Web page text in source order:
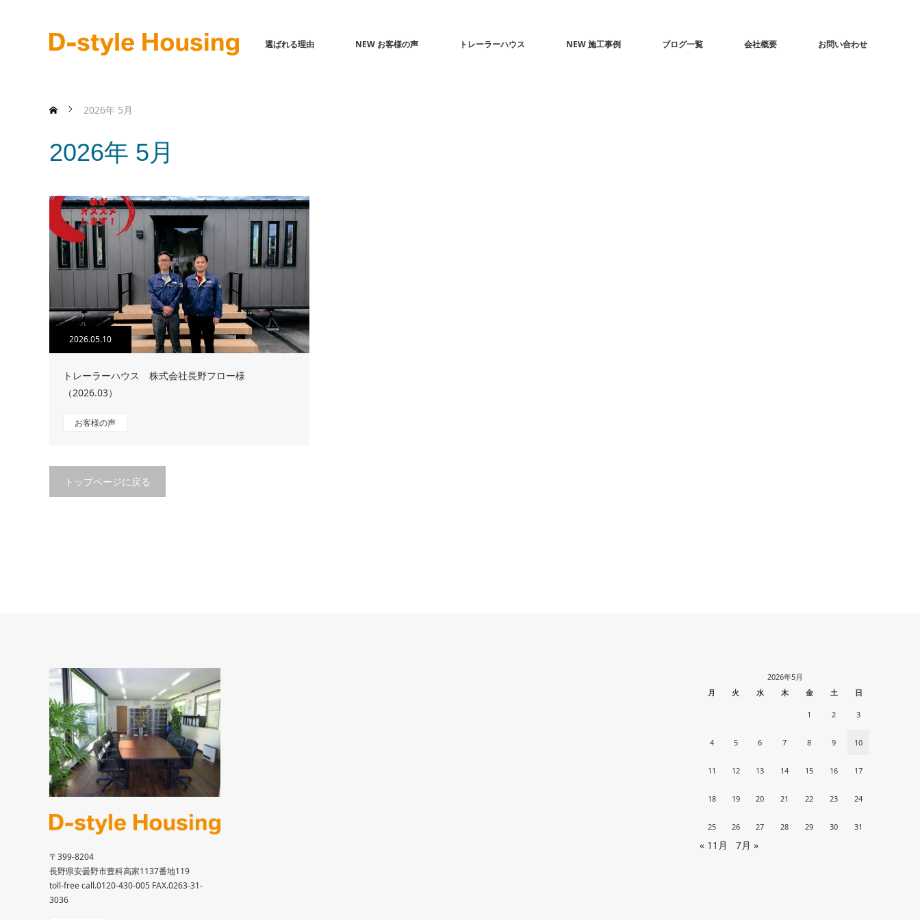
選ばれる理由 NEW お客様の声 トレーラーハウス NEW 施工事例 ブログ一覧 会社概要 お問い合わせ
2026年 5月
2026年 5月
2026.05.10
トレーラーハウス 株式会社長野フロー様
（2026.03）
お客様の声
トップページに戻る
2026年5月
月
火 水 木 金 土 日
1 2 3
4 5 6 7 8 9 10
11 12 13 14 15 16 17
18 19 20 21 22 23 24
25 26 27 28 29 30 31
« 11月 7月 »
〒399-8204
長野県安曇野市豊科高家1137番地119
toll-free call.0120-430-005 FAX.0263-31-
3036